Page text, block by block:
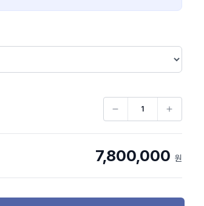
7,800,000 원